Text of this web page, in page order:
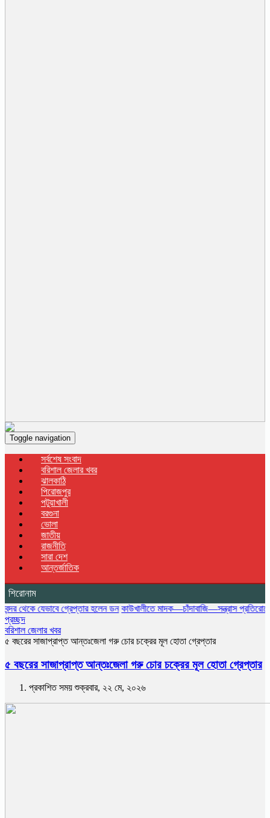
Toggle navigation
সর্বশেষ সংবাদ
বরিশাল জেলার খবর
ঝালকাঠি
পিরোজপুর
পটুয়াখালী
বরগুনা
ভোলা
জাতীয়
রাজনীতি
সারা দেশ
আন্তর্জাতিক
শিরোনাম
যেভাবে গ্রেপ্তার হলেন ডন কাউখালীতে মাদক—চাঁদাবাজি—সন্ত্রাস প্রতিরোধে কমিউনিটি
প্রচ্ছদ
বরিশাল জেলার খবর
৫ বছরের সাজাপ্রাপ্ত আন্তঃজেলা গরু চোর চক্রের মূল হোতা গ্রেপ্তার
৫ বছরের সাজাপ্রাপ্ত আন্তঃজেলা গরু চোর চক্রের মূল হোতা গ্রেপ্তার
প্রকাশিত সময় শুক্রবার, ২২ মে, ২০২৬